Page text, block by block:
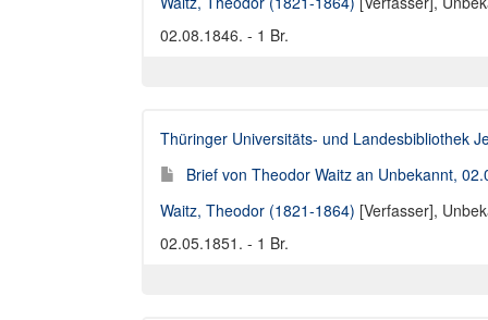
02.08.1846. - 1 Br.
Thüringer Universitäts- und Landesbibliothek
Brief von Theodor Waitz an Unbekannt,
Waitz, Theodor (1821-1864) [Verfasser],
02.05.1851. - 1 Br.